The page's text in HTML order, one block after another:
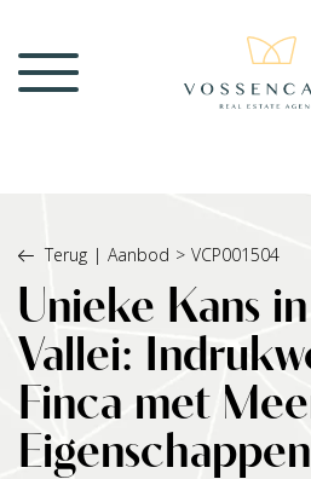
Terug | Aanbod > VCP001504
Unieke Kans
Vallei:
Finca met
Eigenschappen